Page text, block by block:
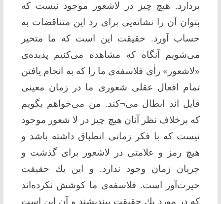
بردارد. هیچ چیز در لاشعور موجود نیست كه
بتوان آن را نشانه‌یی برای رد این متناقضات به
حساب آورد. حقیقت این است كه ما متحیر
می‌شویم آنگاه كه مشاهده می‌كنیم پدیده‌ی
«لاشعور» رأی فلاسفه‌ی ما را كه به انجام یافتن
تمام افعال عقلی شعوری ما در زمان معینی
قایل اند ابطال می¬كند. من می‌خواهم بگویم
كه برخلاف نظر آنان هیچ چیز در لا شعور موجود
نیست كه با فكر زمانی انطباق داشته باشد و
هیچ رمز و علامتی در لاشعور برای گذشت و
جریان زمان وجود ندارد. و این یك حقیقت
حیرت‌آور است. فلاسفه‌ی ما كوشش نكرده‌‌اند
كه در مورد یك حقیقت بیندیشند و آن این است